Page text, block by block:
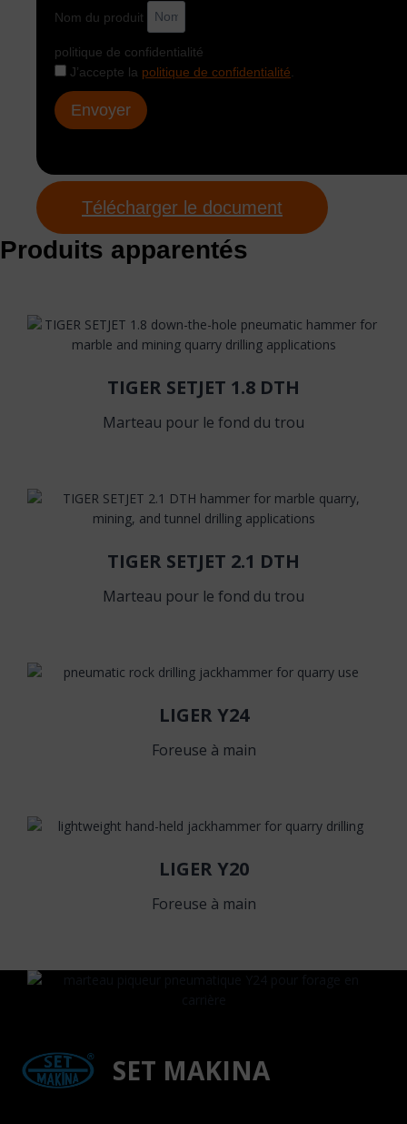
Nom du produit
politique de confidentialité
J’accepte la politique de confidentialité
Envoyer
Télécharger le document
Produits apparentés
TIGER SETJET 1.8 DTH
Marteau pour le fond du trou
TIGER SETJET 2.1 DTH
Marteau pour le fond du trou
LIGER Y24
Foreuse à main
LIGER Y20
Foreuse à main
marteau piqueur pneumatique
SET MAKINA